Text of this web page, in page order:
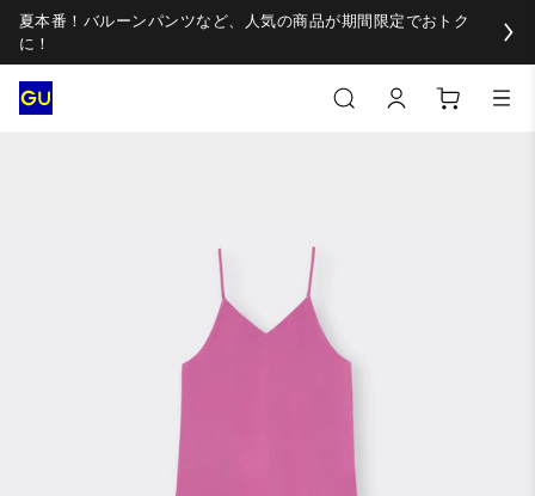
夏本番！バルーンパンツなど、人気の商品が期間限定でおトク
に！